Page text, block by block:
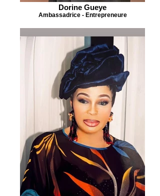
Dorine Gueye
Ambassadrice - Entrepreneure